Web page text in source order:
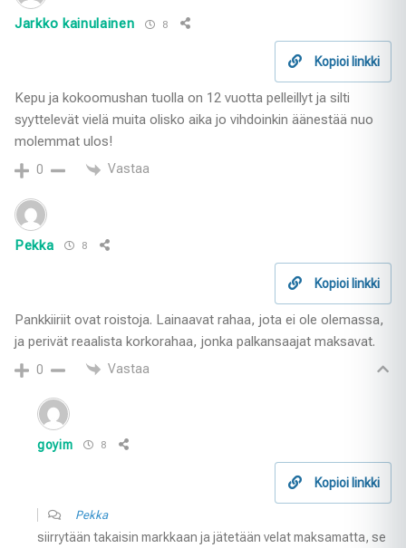
Jarkko kainulainen 8
Kopioi linkki
Kepu ja kokoomushan tuolla on 12 vuotta pelleillyt ja silti
syyttelevät vielä muita olisko aika jo vihdoinkin äänestää nuo
molemmat ulos!
0 Vastaa
Pekka 8
Kopioi linkki
Pankkiiriit ovat roistoja. Lainaavat rahaa, jota ei ole olemassa,
ja perivät reaalista korkorahaa, jonka palkansaajat maksavat.
0 Vastaa
goyim 8
Kopioi linkki
Pekka
siirrytään takaisin markkaan ja jätetään velat maksamatta, se